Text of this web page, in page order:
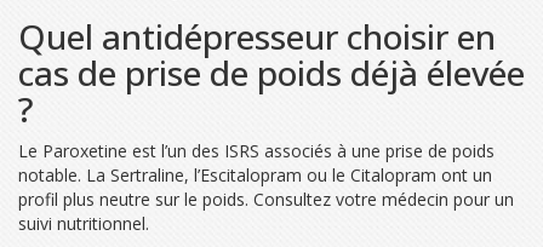
Quel antidépresseur choisir en
cas de prise de poids déjà élevée
?
Le Paroxetine est l’un des ISRS associés à une prise de poids
notable. La Sertraline, l’Escitalopram ou le Citalopram ont un
profil plus neutre sur le poids. Consultez votre médecin pour un
suivi nutritionnel.